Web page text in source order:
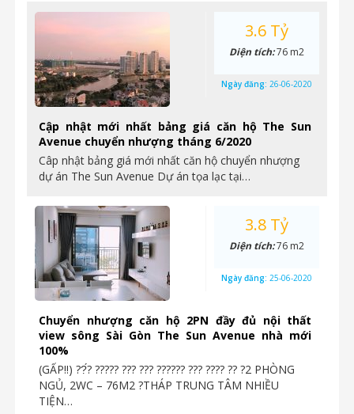
Cập nhật mới nhất bảng giá căn hộ The Sun
Avenue chuyển nhượng tháng 6/2020
Câp nhật bảng giá mới nhất căn hộ chuyển nhượng
dự án The Sun Avenue Dự án tọa lạc tại…
3.6 Tỷ
Diện tích:76 m2
Ngày đăng: 26-06-2020
Chuyển nhượng căn hộ 2PN đầy đủ nội thất
view sông Sài Gòn The Sun Avenue nhà mới
100%
(GẤP‼️) ??́? ????? ??? ??? ?????? ??? ???? ?? ?2 PHÒNG
NGỦ, 2WC – 76M2 ?THÁP TRUNG TÂM NHIỀU
TIỆN…
3.8 Tỷ
Diện tích:76 m2
Ngày đăng: 25-06-2020